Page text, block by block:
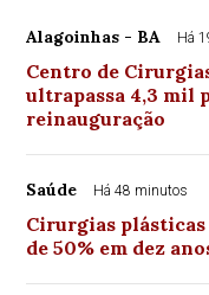
Alagoinhas - BA Há
Centro de
ultrapassa 4,3 mil
reinauguração
Saúde Há 48 minutos
Cirurgias plásticas
de 50% em dez